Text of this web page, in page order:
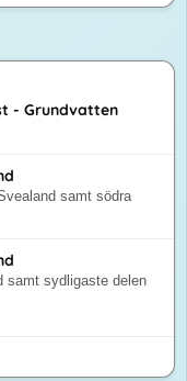
- Grundvatten
samt södra
samt sydligaste delen